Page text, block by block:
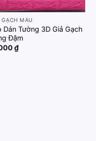
GẠCH MÀU
Dán Tường 3D Giả Gạch
Đậm
₫